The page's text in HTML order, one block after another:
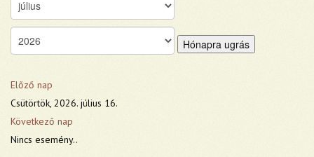
Hónapra ugrás
Előző nap
Csütörtök, 2026. július 16.
Következő nap
Nincs esemény..